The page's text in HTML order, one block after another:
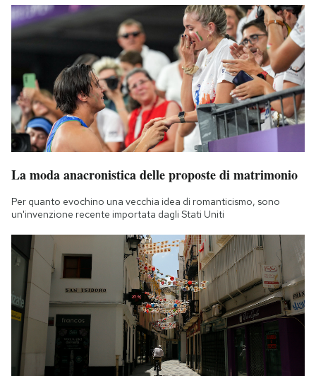
La moda anacronistica delle proposte di matrimonio
Per quanto evochino una vecchia idea di romanticismo, sono
un'invenzione recente importata dagli Stati Uniti